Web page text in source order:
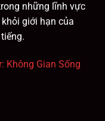
những lĩnh vực
giới hạn của
Không Gian Sống